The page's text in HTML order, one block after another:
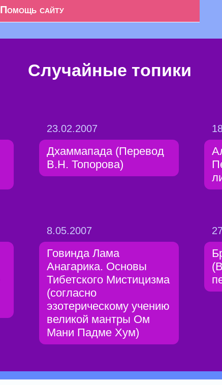
Помощь сайту
Случайные топики
23.02.2007
Дхаммапада (Перевод
В.Н. Топорова)
8.05.2007
Говинда Лама
Анагарика. Основы
Тибетского Мистицизма
(согласно
эзотерическому учению
великой мантры Ом
Мани Падме Хум)